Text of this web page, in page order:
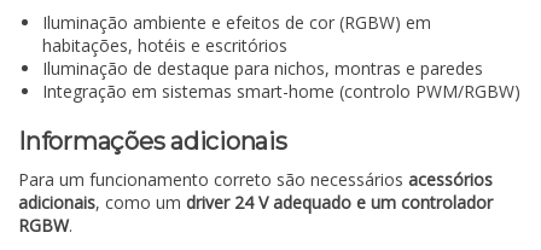
Iluminação ambiente e efeitos de cor (RGBW) em
habitações, hotéis e escritórios
Iluminação de destaque para nichos, montras e paredes
Integração em sistemas smart-home (controlo PWM/RGBW)
Informações adicionais
Para um funcionamento correto são necessários acessórios
adicionais, como um driver 24 V adequado e um controlador
RGBW.